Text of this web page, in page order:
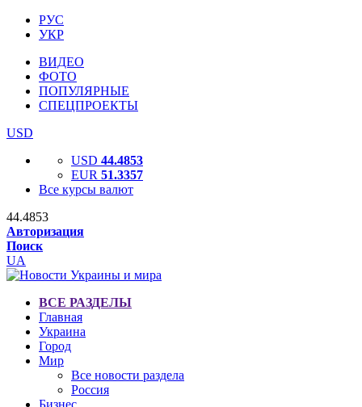
РУС
УКР
ВИДЕО
ФОТО
ПОПУЛЯРНЫЕ
СПЕЦПРОЕКТЫ
USD
USD 44.4853
EUR 51.3357
Все курсы валют
44.4853
Авторизация
Поиск
UA
ВСЕ РАЗДЕЛЫ
Главная
Украина
Город
Мир
Все новости раздела
Россия
Бизнес